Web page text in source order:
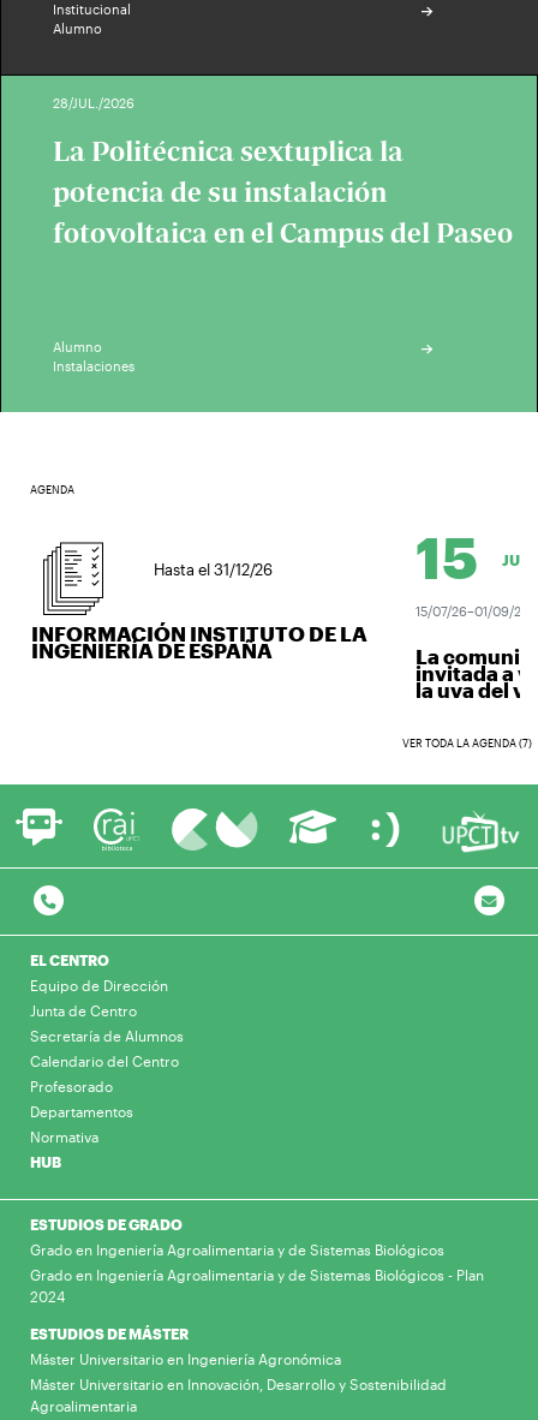
Institucional
Alumno
28/JUL./2026
La Politécnica sextuplica la
potencia de su instalación
fotovoltaica en el Campus del Paseo
Alumno
Instalaciones
AGENDA
Hasta el 31/12/26
INFORMACIÓN INSTITUTO DE LA
INGENIERÍA DE ESPAÑA
15 JUL.
15/07/26–01/09/26
La
invitada a
la uva del
VER TODA LA AGENDA (7)
EL CENTRO
Equipo de Dirección
Junta de Centro
Secretaría de Alumnos
Calendario del Centro
Profesorado
Departamentos
Normativa
HUB
ESTUDIOS DE GRADO
Grado en Ingeniería Agroalimentaria y de Sistemas Biológicos
Grado en Ingeniería Agroalimentaria y de Sistemas Biológicos - Plan
2024
ESTUDIOS DE MÁSTER
Máster Universitario en Ingeniería Agronómica
Máster Universitario en Innovación, Desarrollo y Sostenibilidad
Agroalimentaria